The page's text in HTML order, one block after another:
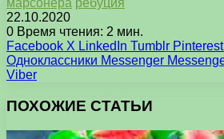
марсонера ребуция
22.10.2020
0 Время чтения: 2 мин.
Facebook X LinkedIn Tumblr Pinterest
Одноклассники Messenger
Viber
ПОХОЖИЕ СТАТЬИ